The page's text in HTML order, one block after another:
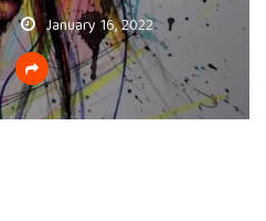
January 16, 2022